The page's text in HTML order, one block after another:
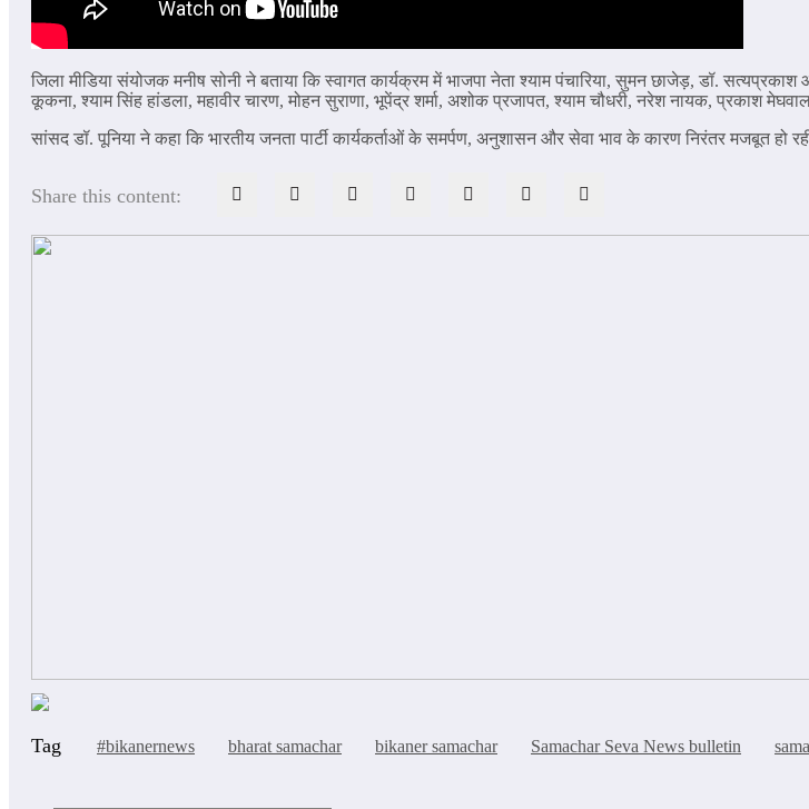
जिला मीडिया संयोजक मनीष सोनी ने बताया कि स्वागत कार्यक्रम में भाजपा नेता श्याम पंचारिया, सुमन छाजेड़, डॉ.
कूकना, श्याम सिंह हांडला, महावीर चारण, मोहन सुराणा, भूपेंद्र शर्मा, अशोक प्रजापत, श्याम चौधरी, नरेश नायक, प्रकाश
सांसद डॉ. पूनिया ने कहा कि भारतीय जनता पार्टी कार्यकर्ताओं के समर्पण, अनुशासन और सेवा भाव के कारण निरंतर मजबूत हो
Share this content:
Tag #bikanernews bharat samachar bikaner samachar Samachar Seva News bulletin